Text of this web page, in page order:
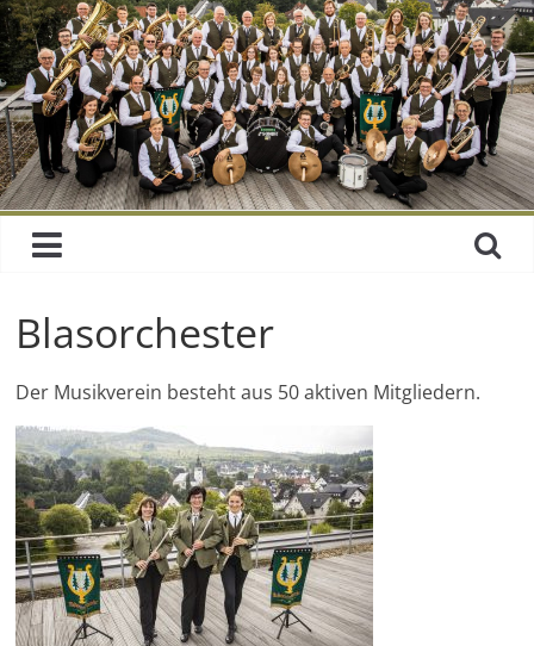
Blasorchester
Der Musikverein besteht aus 50 aktiven Mitgliedern.